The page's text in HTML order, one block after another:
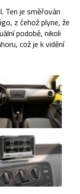
Ten je směřován
z čehož plyne, že
podobě, nikoli
což je k vidění